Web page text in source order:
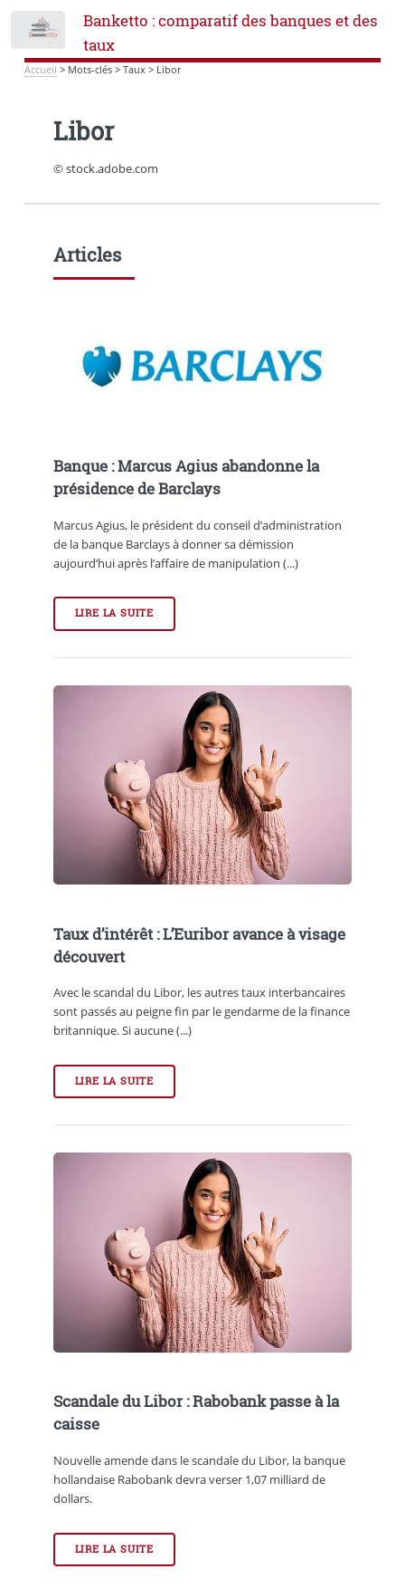
Banketto : comparatif des banques et des
taux
Accueil > Mots-clés> Taux> Libor
Libor
© stock.adobe.com
Articles
Banque : Marcus Agius abandonne la
présidence de Barclays
Marcus Agius, le président du conseil d’administration
de la banque Barclays à donner sa démission
aujourd’hui après l’affaire de manipulation (...)
LIRE LA SUITE
Taux d’intérêt : L’Euribor avance à visage
découvert
Avec le scandal du Libor, les autres taux interbancaires
sont passés au peigne fin par le gendarme de la finance
britannique. Si aucune (...)
LIRE LA SUITE
Scandale du Libor : Rabobank passe à la
caisse
Nouvelle amende dans le scandale du Libor, la banque
hollandaise Rabobank devra verser 1,07 milliard de
dollars.
LIRE LA SUITE